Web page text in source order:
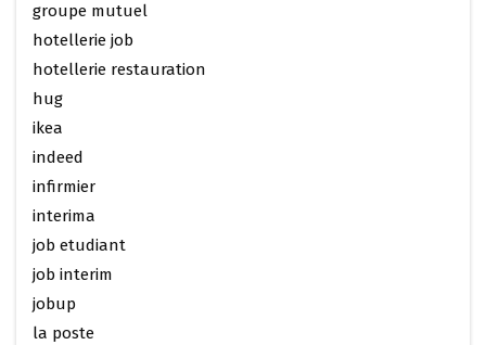
groupe mutuel
hotellerie job
hotellerie restauration
hug
ikea
indeed
infirmier
interima
job etudiant
job interim
jobup
la poste